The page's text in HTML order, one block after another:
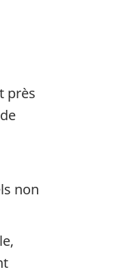
près
non